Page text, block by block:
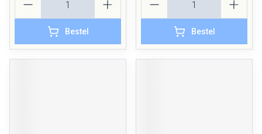
Bestel Bestel